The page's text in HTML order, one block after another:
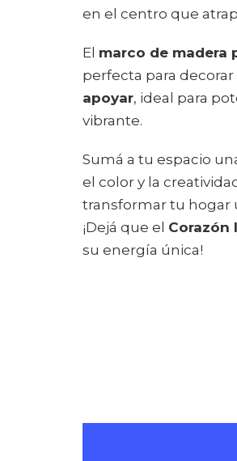
en el centro que
El marco de madera
perfecta para
apoyar, ideal para
vibrante.
Sumá a tu espacio
el color y la
transformar tu hogar
¡Dejá que el Corazón
su energía única!